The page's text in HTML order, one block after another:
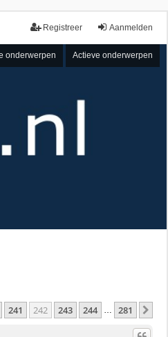
Aanmelden
Registreer
onderwerpen Actieve onderwerpen
241 242 243 244 … 281